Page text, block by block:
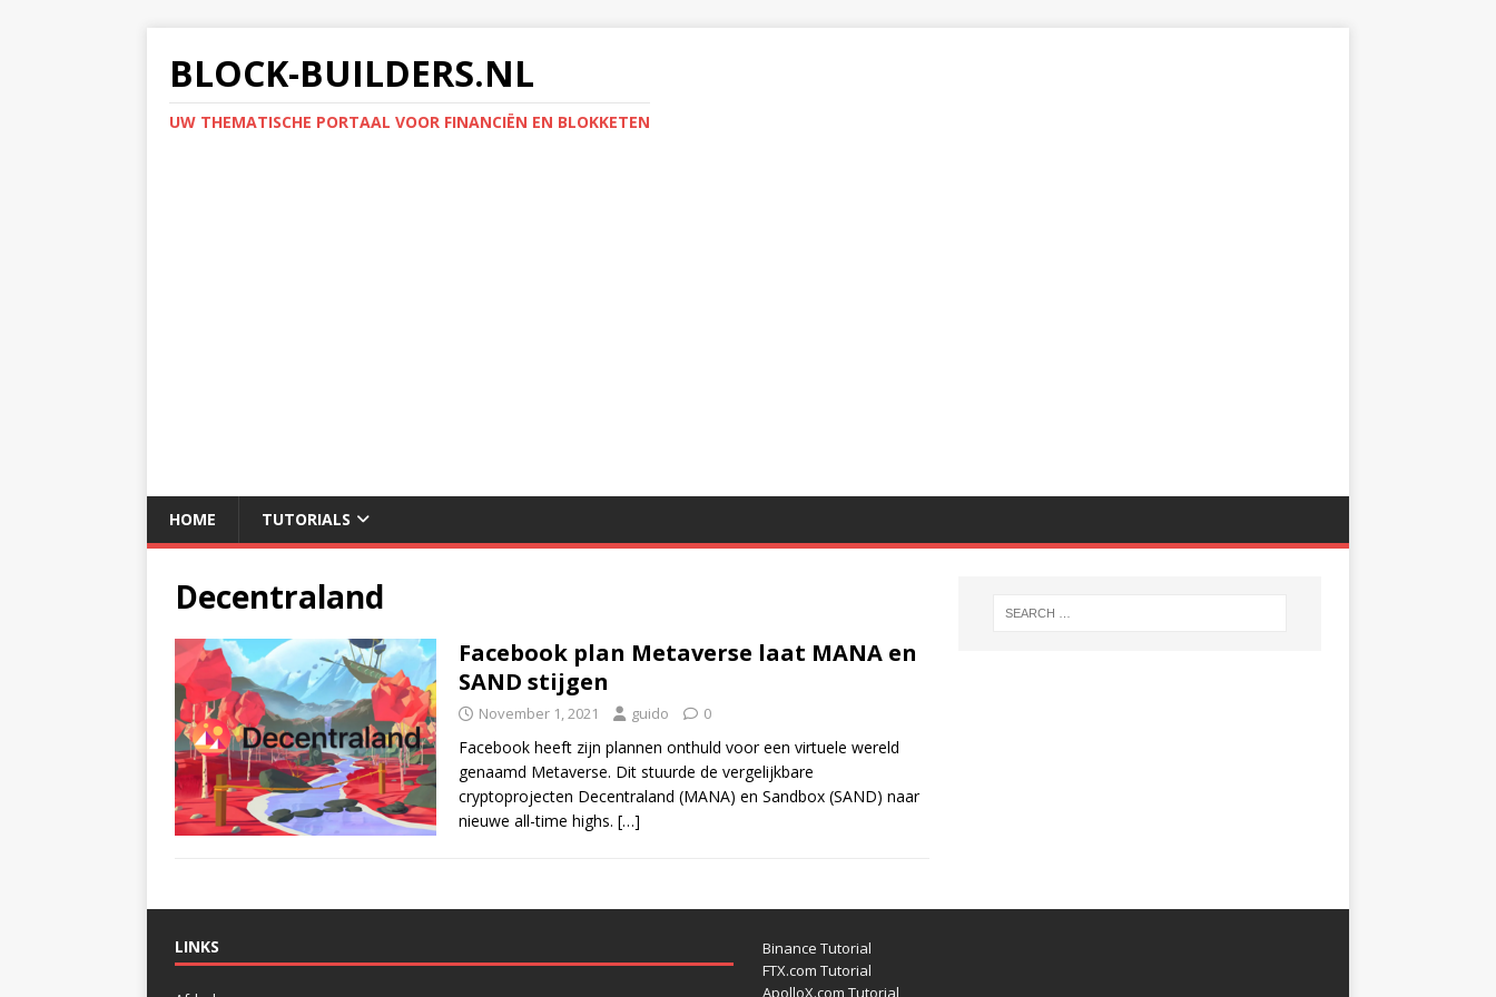
BLOCK-BUILDERS.NL
UW THEMATISCHE PORTAAL VOOR FINANCIËN EN BLOKKETEN
HOME TUTORIALS
Decentraland
Facebook plan Metaverse laat MANA en
SAND stijgen
November 1, 2021 guido 0
Facebook heeft zijn plannen onthuld voor een virtuele wereld
genaamd Metaverse. Dit stuurde de vergelijkbare
cryptoprojecten Decentraland (MANA) en Sandbox (SAND) naar
nieuwe all-time highs. […]
LINKS
Binance Tutorial
FTX.com Tutorial
ApolloX.com Tutorial